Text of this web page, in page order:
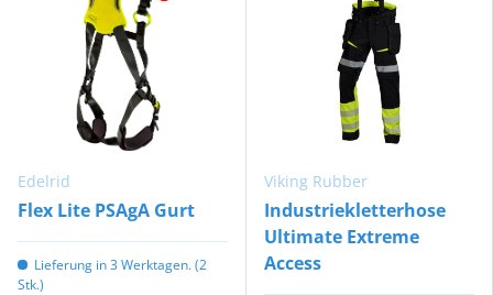
Edelrid
Flex Lite PSAgA Gurt
Lieferung in 3 Werktagen. (2
Stk.)
Viking Rubber
Industriekletterhose
Ultimate Extreme
Access